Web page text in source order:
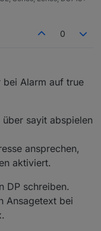
0
bei Alarm auf true
sayit abspielen
ansprechen,
aktiviert.
DP schreiben.
Ansagetext bei